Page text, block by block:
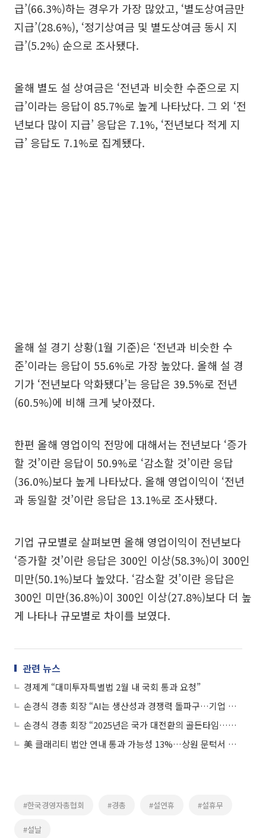
급’(66.3%)하는 경우가 가장 많았고, ‘별도상여금만
지급’(28.6%), ‘정기상여금 및 별도상여금 동시 지
급’(5.2%) 순으로 조사됐다.
올해 별도 설 상여금은 ‘전년과 비슷한 수준으로 지
급’이라는 응답이 85.7%로 높게 나타났다. 그 외 ‘전
년보다 많이 지급’ 응답은 7.1%, ‘전년보다 적게 지
급’ 응답도 7.1%로 집계됐다.
올해 설 경기 상황(1월 기준)은 ‘전년과 비슷한 수
준’이라는 응답이 55.6%로 가장 높았다. 올해 설 경
기가 ‘전년보다 악화됐다’는 응답은 39.5%로 전년
(60.5%)에 비해 크게 낮아졌다.
한편 올해 영업이익 전망에 대해서는 전년보다 ‘증가
할 것’이란 응답이 50.9%로 ‘감소할 것’이란 응답
(36.0%)보다 높게 나타났다. 올해 영업이익이 ‘전년
과 동일할 것’이란 응답은 13.1%로 조사됐다.
기업 규모별로 살펴보면 올해 영업이익이 전년보다
‘증가할 것’이란 응답은 300인 이상(58.3%)이 300인
미만(50.1%)보다 높았다. ‘감소할 것’이란 응답은
300인 미만(36.8%)이 300인 이상(27.8%)보다 더 높
게 나타나 규모별로 차이를 보였다.
관련 뉴스
경제계 “대미투자특별법 2월 내 국회 통과 요청”
손경식 경총 회장 “AI는 생산성과 경쟁력 돌파구…기업 혁신 뒷받침할 환경 시급”
손경식 경총 회장 “2025년은 국가 대전환의 골든타임…노동·규제 개혁 시급”
美 클래리티 법안 연내 통과 가능성 13%…상원 문턱서 제동
#한국경영자총협회 #경총 #설연휴 #설휴무
#설날